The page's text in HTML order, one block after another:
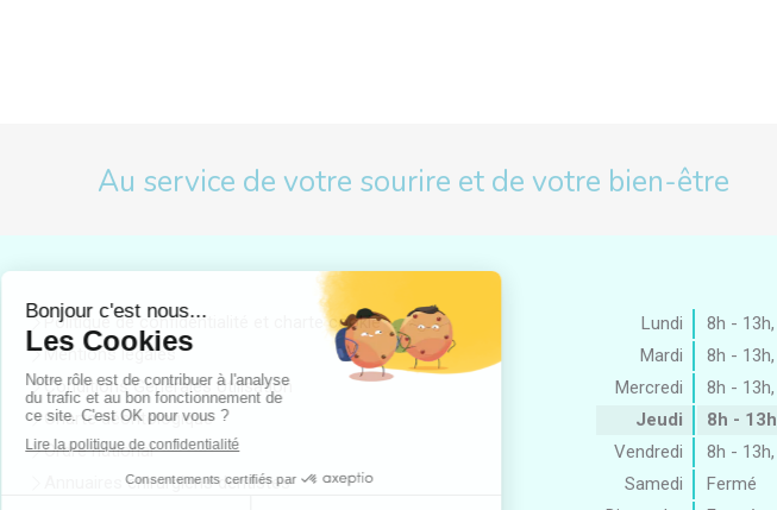
Au service de votre sourire et de votre bien-être
Politique de confidentialité et charte cookie
Mentions légales
Conditions Générales Utilisation
Charte déontologique
Ordre national
Annuaires chirurgiens dentistes
Lundi 8h - 13h,
Mardi
8h - 13h,
Mercredi
8h - 13h,
Jeudi
8h - 13h
Vendredi
8h - 13h,
Samedi
Fermé